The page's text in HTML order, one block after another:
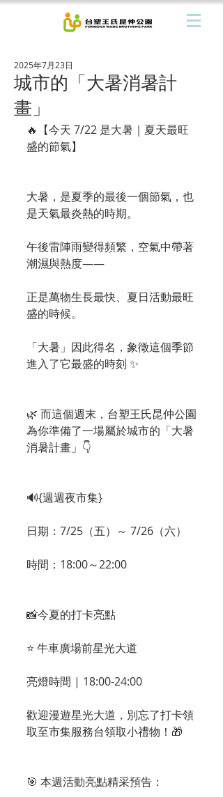
城市的「大暑消暑計
畫」
2025年7月23日
🔥【今天 7/22 是大暑｜夏天最旺
盛的節氣】
大暑，是夏季的最後一個節氣，也
是天氣最炎熱的時期。
午後雷陣雨變得頻繁，空氣中帶著
潮濕與熱度——
正是萬物生長最快、夏日活動最旺
盛的時候。
「大暑」因此得名，象徵這個季節
進入了它最盛的時刻 ✨
🌿 而這個週末，台塑王氏昆仲公園
為你準備了一場屬於城市的「大暑
消暑計畫」👇
🔊{週週夜市集}
日期：7/25（五）～ 7/26（六）
時間：18:00～22:00
📸今夏的打卡亮點
⭐ 牛車廣場前星光大道
亮燈時間 | 18:00-24:00
歡迎漫遊星光大道，別忘了打卡領
取至市集服務台領取小禮物！🎁
🎯 本週活動亮點精采預告：